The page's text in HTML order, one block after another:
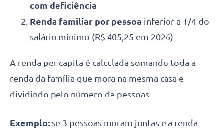
com deficiência
Renda familiar por pessoa inferior a 1/4 do
salário mínimo (R$ 405,25 em 2026)
A renda per capita é calculada somando toda a
renda da família que mora na mesma casa e
dividindo pelo número de pessoas.
Exemplo: se 3 pessoas moram juntas e a renda